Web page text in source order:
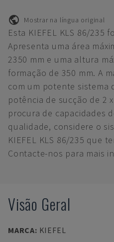
Mostrar na língua original
Esta KIEFEL KLS 86/235
Apresenta uma área
2350 mm e uma altura
formação de 350 mm. A
com um potente sistema
potência de sucção de 2
procura de capacidades
qualidade, considere o
KIEFEL KLS 86/235 que
Contacte-nos para mais
Visão Geral
MARCA: KIEFEL